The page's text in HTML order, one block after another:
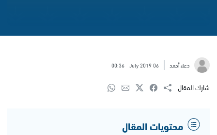
دعاء أحمد 06 July 2019
00:36
شارك المقال
محتويات المقال